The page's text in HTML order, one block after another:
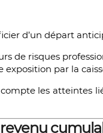
d’un départ
de risques
par la
les atteintes